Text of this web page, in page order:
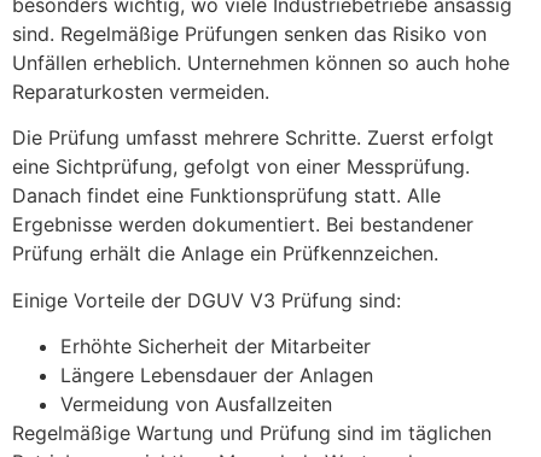
besonders wichtig, wo viele Industriebetriebe ansässig
sind. Regelmäßige Prüfungen senken das Risiko von
Unfällen erheblich. Unternehmen können so auch hohe
Reparaturkosten vermeiden.
Die Prüfung umfasst mehrere Schritte. Zuerst erfolgt
eine Sichtprüfung, gefolgt von einer Messprüfung.
Danach findet eine Funktionsprüfung statt. Alle
Ergebnisse werden dokumentiert. Bei bestandener
Prüfung erhält die Anlage ein Prüfkennzeichen.
Einige Vorteile der DGUV V3 Prüfung sind:
Erhöhte Sicherheit der Mitarbeiter
Längere Lebensdauer der Anlagen
Vermeidung von Ausfallzeiten
Regelmäßige Wartung und Prüfung sind im täglichen